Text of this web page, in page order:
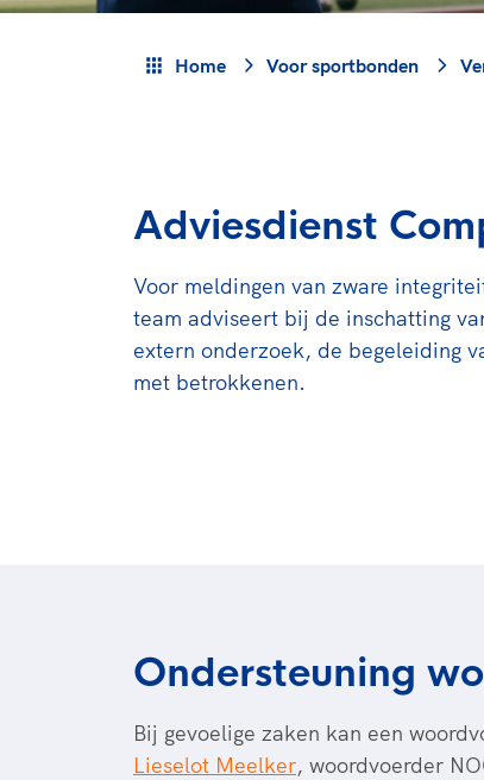
positionering
Sportonderzoek
Gezonde
Home Voor sportbonden
Adviesdienst
Voor meldingen van zware
team adviseert bij de inschatting
extern onderzoek, de begeleiding
met betrokkenen.
Ondersteuning
Bij gevoelige zaken kan een
Lieselot Meelker, woordvoerder